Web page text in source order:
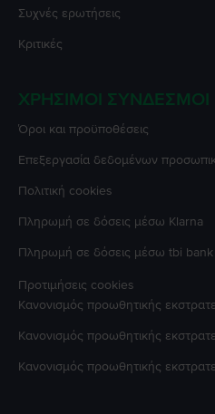
Συχνές ερωτήσεις
Κριτικές
ΧΡΉΣΙΜΟΙ ΣΎΝΔΕΣΜΟΙ
Όροι και προϋποθέσεις
Επεξεργασία δεδομένων
Πολιτική cookies
Πληρωμή σε δόσεις μέσω Klarna
Πληρωμή σε δόσεις μέσω tbi bank
Προτιμήσεις cookies
Κανονισμός προωθητικής
Κανονισμός προωθητικής
Κανονισμός προωθητικής